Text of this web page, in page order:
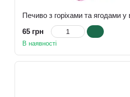
65 грн
В наявності